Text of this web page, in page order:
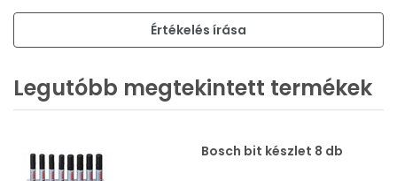
Értékelés írása
Legutóbb megtekintett termékek
Bosch bit készlet 8 db